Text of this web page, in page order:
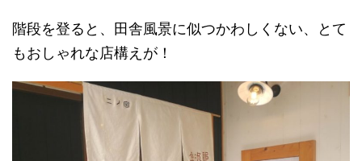
階段を登ると、田舎風景に似つかわしくない、とて
もおしゃれな店構えが！